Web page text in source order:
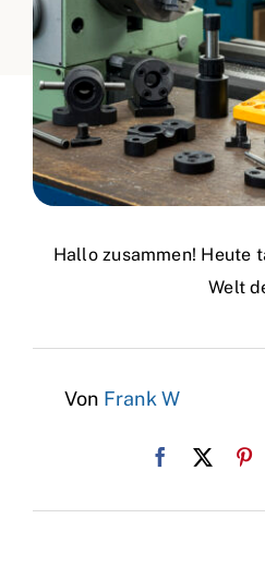
Hallo zusammen! Heute
Welt
Von Frank W